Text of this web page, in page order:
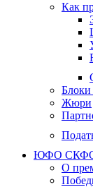
Как
Жюри
ЮФО
О